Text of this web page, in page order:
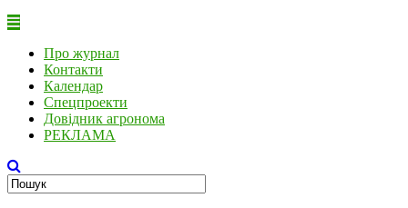
Про журнал
Контакти
Календар
Спецпроекти
Довідник агронома
РЕКЛАМА